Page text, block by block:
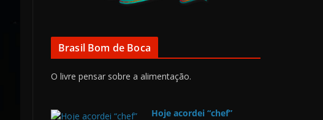
Brasil Bom de Boca
O livre pensar sobre a alimentação.
Hoje acordei “chef”